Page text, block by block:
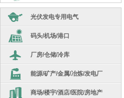
五金工具
电源系统
光伏发电专用电气
汇流箱
逆变器
光伏箱变
码头/机场/港口
高低压开关柜
隔离变压器
厂房/仓储/冷库
干式变压器
油浸式变压器
能源/矿产/金属/冶炼/发电厂
电炉变
商场/楼宇/酒店/医院/房地产